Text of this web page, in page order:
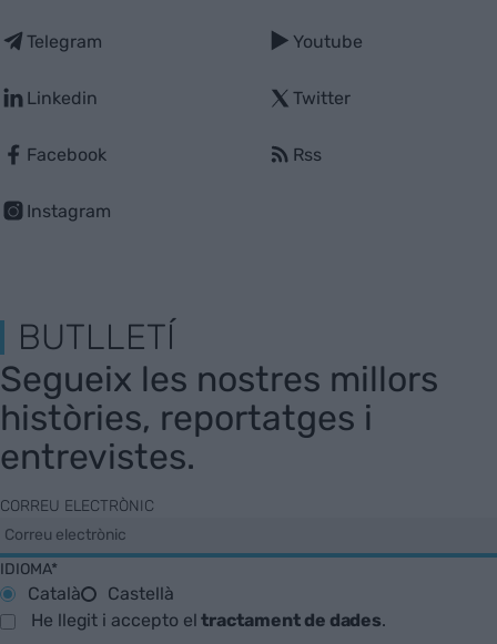
Telegram
Linkedin
Facebook
Instagram
Youtube
Twitter
Rss
BUTLLETÍ
Segueix les nostres millors
històries, reportatges i
entrevistes.
CORREU ELECTRÒNIC
IDIOMA*
Català
Castellà
He llegit i accepto eltractament de dades.